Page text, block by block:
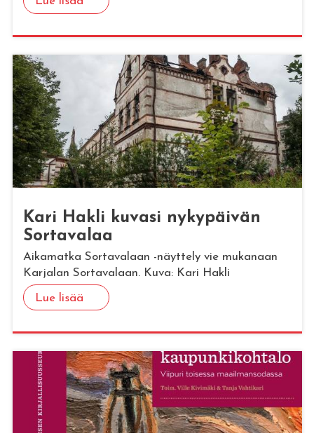
Kari Hakli ku­va­si ny­ky­päi­vän
Sor­ta­va­laa
Aikamatka Sortavalaan -näyttely vie mukanaan
Karjalan Sortavalaan. Kuva: Kari Hakli
Lue lisää